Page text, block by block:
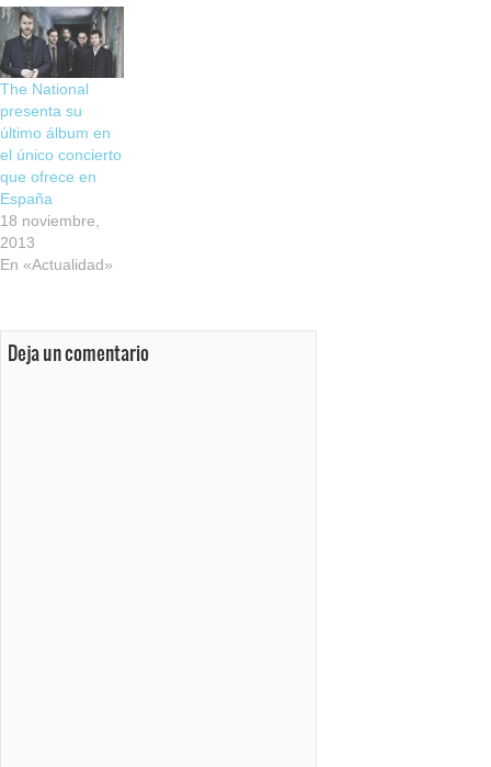
The National
presenta su
último álbum en
el único concierto
que ofrece en
España
18 noviembre,
2013
En «Actualidad»
Deja un comentario